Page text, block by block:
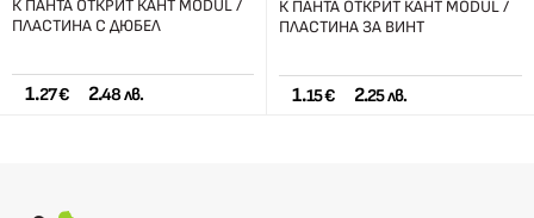
К ПАНТА ОТКРИТ КАНТ MODUL /
ПЛАСТИНА С ДЮБЕЛ
1.27 € 2.48 лв.
К ПАНТА ОТКРИТ КАНТ MODUL /
ПЛАСТИНА ЗА ВИНТ
1.15 € 2.25 лв.